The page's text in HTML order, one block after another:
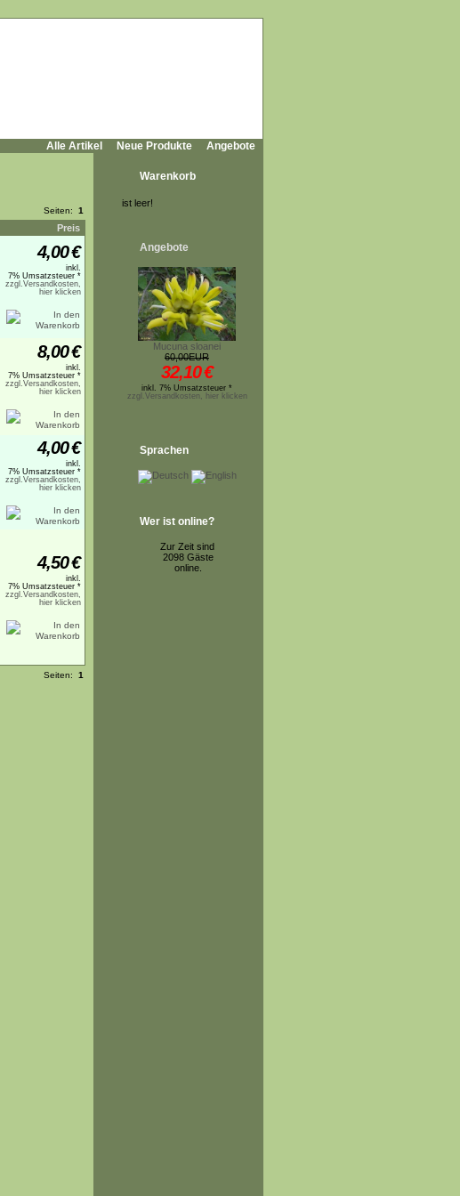
Alle Artikel Neue Produkte Angebote
Seiten: 1
Preis
4,00€
inkl.
7% Umsatzsteuer *
zzgl.Versandkosten,
hier klicken
8,00€
inkl.
7% Umsatzsteuer *
zzgl.Versandkosten,
hier klicken
4,00€
inkl.
7% Umsatzsteuer *
zzgl.Versandkosten,
hier klicken
4,50€
inkl.
7% Umsatzsteuer *
zzgl.Versandkosten,
hier klicken
Seiten: 1
Warenkorb
ist leer!
Angebote
Mucuna sloanei
60,00EUR
32,10€
inkl. 7% Umsatzsteuer *
zzgl.Versandkosten, hier klicken
Sprachen
Wer ist online?
Zur Zeit sind
2098 Gäste
online.